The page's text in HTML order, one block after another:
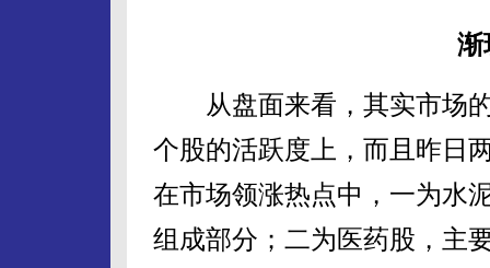
渐
从盘面来看，其实市场的
个股的活跃度上，而且昨日
在市场领涨热点中，一为水
组成部分；二为医药股，主